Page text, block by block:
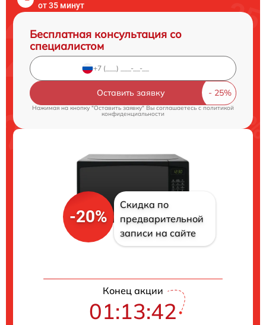
от 35 минут
Бесплатная консультация со
специалистом
Оставить заявку
Нажимая на кнопку "Оставить заявку" Вы соглашаетесь cполитикой
конфиденциальности
-20%
Скидка по
предварительной
записи на сайте
Конец акции
01:13:41